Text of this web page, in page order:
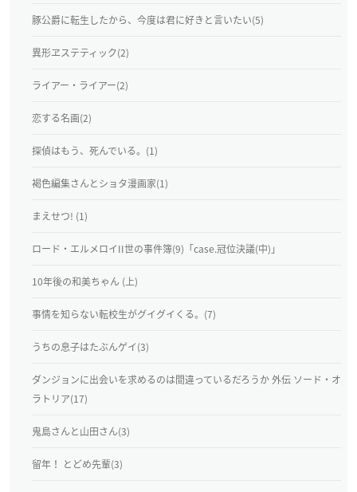
豚公爵に転生したから、今度は君に好きと言いたい(5)
異形ヱステティック(2)
ライアー・ライアー(2)
恋する名画(2)
探偵はもう、死んでいる。(1)
褐色編集さんとショタ漫画家(1)
まえせつ! (1)
ロード・エルメロイII世の事件簿(9)「case.冠位決議(中)」
10年後の和美ちゃん (上)
事情を知らない転校生がグイグイくる。(7)
うちの息子はたぶんゲイ(3)
ダンジョンに出会いを求めるのは間違っているだろうか 外伝 ソード・オ
ラトリア(17)
鬼島さんと山田さん(3)
留年！ とどめ先輩(3)